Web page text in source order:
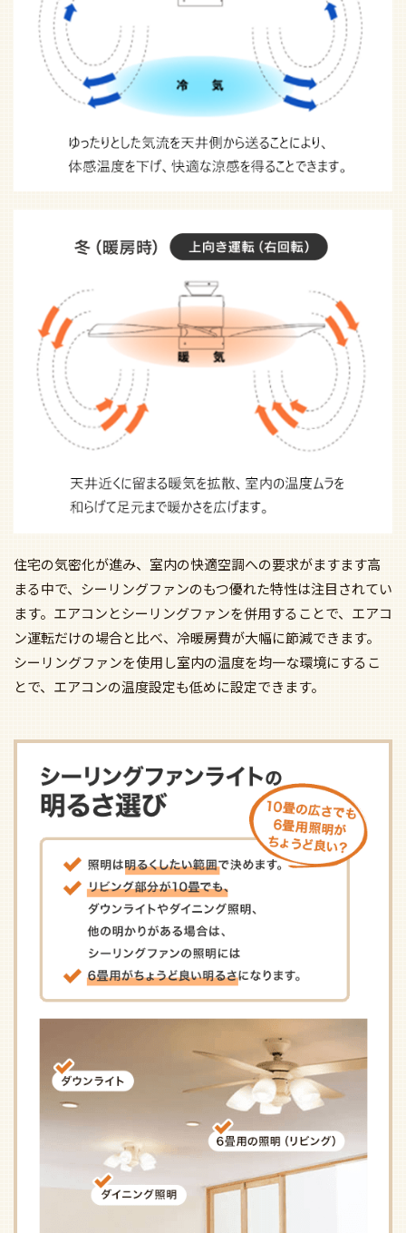
住宅の気密化が進み、室内の快適空調への要求がますます高
まる中で、シーリングファンのもつ優れた特性は注目されてい
ます。エアコンとシーリングファンを併用することで、エアコ
ン運転だけの場合と比べ、冷暖房費が大幅に節減できます。
シーリングファンを使用し室内の温度を均一な環境にするこ
とで、エアコンの温度設定も低めに設定できます。